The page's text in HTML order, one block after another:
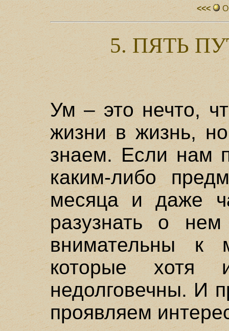
<<<
5. ПЯТЬ
Ум – это нечто,
жизни в жизнь,
знаем. Если нам
каким-либо
месяца и даже
разузнать о
внимательны к
которые
недолговечны. И
проявляем